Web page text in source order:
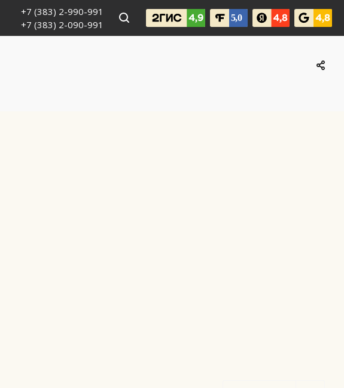
+7 (383) 2-990-991
+7 (383) 2-090-991